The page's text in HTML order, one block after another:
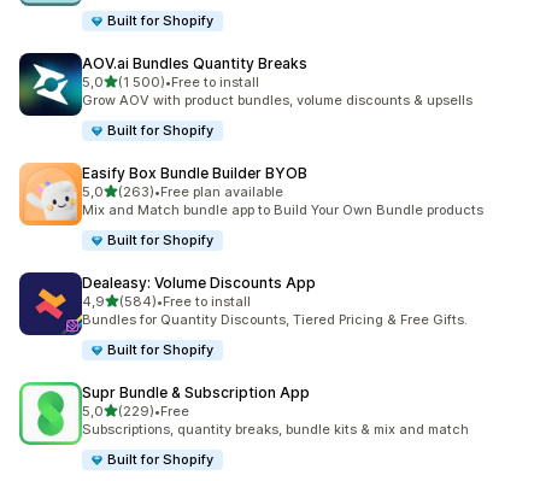
Built for Shopify
AOV.ai Bundles Quantity Breaks
5,0/ 5 tähteä
(1 500)
1500 arvostelua yhteensä
•Free to install
Grow AOV with product bundles, volume discounts & upsells
Built for Shopify
Easify Box Bundle Builder BYOB
5,0/ 5 tähteä
(263)
263 arvostelua yhteensä
•Free plan available
Mix and Match bundle app to Build Your Own Bundle products
Built for Shopify
Dealeasy: Volume Discounts App
4,9/ 5 tähteä
(584)
584 arvostelua yhteensä
•Free to install
Bundles for Quantity Discounts, Tiered Pricing & Free Gifts.
Built for Shopify
Supr Bundle & Subscription App
5,0/ 5 tähteä
(229)
229 arvostelua yhteensä
•Free
Subscriptions, quantity breaks, bundle kits & mix and match
Built for Shopify